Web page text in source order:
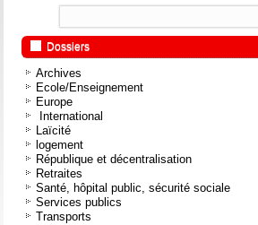
Dossiers
Archives
Ecole/Enseignement
Europe
International
Laïcité
logement
République et décentralisation
Retraites
Santé, hôpital public, sécurité sociale
Services publics
Transports